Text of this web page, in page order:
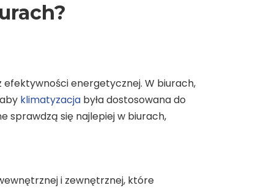
energetycznej. W biurach,
klimatyzacja była dostosowana do
sprawdzą się najlepiej w biurach,
i zewnętrznej, które